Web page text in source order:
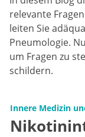
relevante
leiten Sie
Pneumologie.
um Fragen zu
schildern.
Innere Medizin